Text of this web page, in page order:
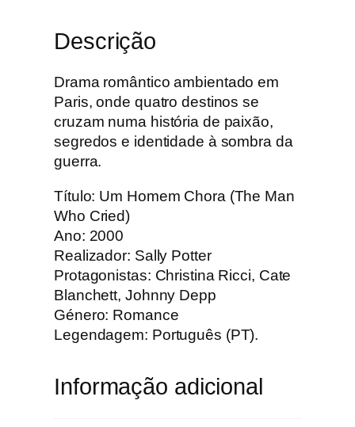
H
m
e
m
C
h
r
a
Descrição
Drama romântico ambientado em
Paris, onde quatro destinos se
cruzam numa história de paixão,
segredos e identidade à sombra da
guerra.
Título: Um Homem Chora (The Man
Who Cried)
Ano: 2000
Realizador: Sally Potter
Protagonistas: Christina Ricci, Cate
Blanchett, Johnny Depp
Género: Romance
Legendagem: Português (PT).
Informação adicional